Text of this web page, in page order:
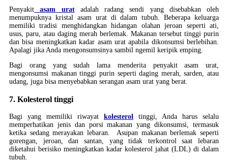
Penyakit asam uratadalah radang sendi yang disebabkan oleh
menumpuknya kristal asam urat di dalam tubuh. Beberapa keluarga
memiliki tradisi menghidangkan hidangan olahan jeroan seperti ati,
usus, paru, atau daging merah berlemak. Makanan tersebut tinggi purin
dan bisa meningkatkan kadar asam urat apabila dikonsumsi berlebihan.
Apalagi jika Anda mengonsumsinya sambil ngemil keripik emping.
Bagi orang yang sudah lama menderita penyakit asam urat,
mengonsumsi makanan tinggi purin seperti daging merah, sarden, atau
udang, juga bisa menyebabkan serangan asam urat yang berat.
7. Kolesterol tinggi
Bagi yang memiliki riwayat kolesterol tinggi, Anda harus selalu
memperhatikan jenis dan porsi makanan yang dikonsumsi, termasuk
ketika sedang merayakan lebaran. Asupan makanan berlemak seperti
gorengan, jeroan, dan santan, yang tidak terkontrol saat lebaran
diketahui berisiko meningkatkan kadar kolesterol jahat (LDL) di dalam
tubuh.